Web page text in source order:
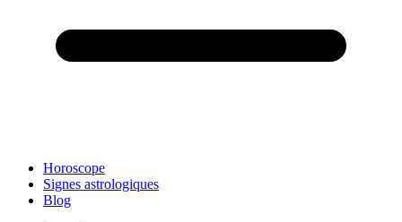
Horoscope
Signes astrologiques
Blog